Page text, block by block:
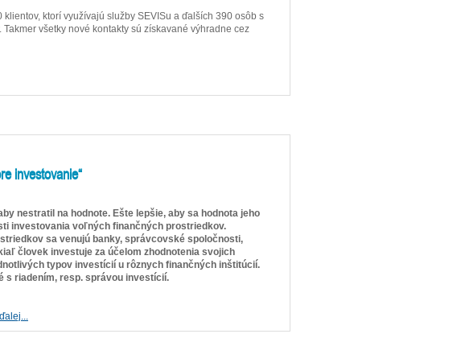
ktorí využívajú služby SEVISu a ďalších 390 osôb s
všetky nové kontakty sú získavané výhradne cez
investovanie“
nestratil na hodnote. Ešte lepšie, aby sa hodnota jeho
investovania voľných finančných prostriedkov.
sa venujú banky, správcovské spoločnosti,
človek investuje za účelom zhodnotenia svojich
typov investícií u rôznych finančných inštitúcií.
s riadením, resp. správou investícií.